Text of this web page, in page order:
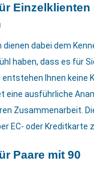
Einzelklienten
dabei dem
haben, dass es für
Ihnen keine
eine ausführliche
Zusammenarbeit.
EC- oder Kreditkarte
Paare mit 90